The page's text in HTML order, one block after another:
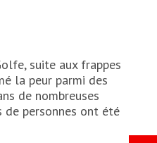
suite aux frappes
la peur parmi des
de nombreuses
de personnes ont été